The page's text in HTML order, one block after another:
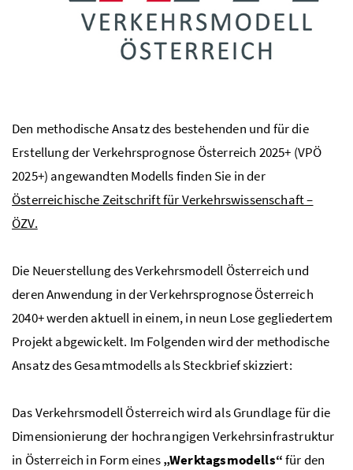
Den methodische Ansatz des bestehenden und für die
Erstellung der Verkehrsprognose Österreich 2025+ (VPÖ
2025+) angewandten Modells finden Sie in der
Österreichische Zeitschrift für Verkehrswissenschaft –
ÖZV.
Die Neuerstellung des Verkehrsmodell Österreich und
deren Anwendung in der Verkehrsprognose Österreich
2040+ werden aktuell in einem, in neun Lose gegliedertem
Projekt abgewickelt. Im Folgenden wird der methodische
Ansatz des Gesamtmodells als Steckbrief skizziert:
Das Verkehrsmodell Österreich wird als Grundlage für die
Dimensionierung der hochrangigen Verkehrsinfrastruktur
in Österreich in Form eines„Werktagsmodells“für den